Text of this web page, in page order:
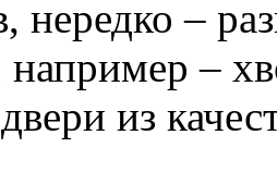
нередко –
–
из